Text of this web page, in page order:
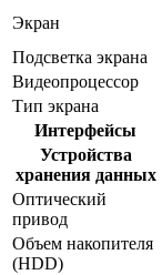
Экран
Подсветка экрана
Видеопроцессор
Тип экрана
Интерфейсы
Устройства
хранения данных
Оптический
привод
Объем накопителя
(HDD)